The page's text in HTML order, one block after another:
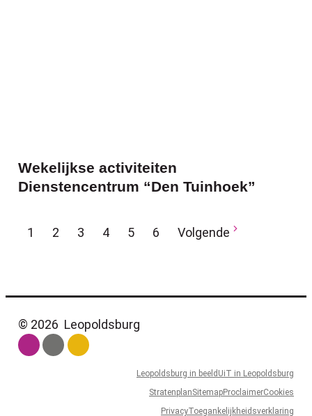
Wekelijkse activiteiten
Dienstencentrum “Den Tuinhoek”
Huidige pagina, pagina
1 pagina
2 pagina
3 pagina
4 pagina
5 pagina
6 Volgende
© 2026 Leopoldsburg
Leopoldsburg in beeld UiT in Leopoldsburg
StratenplanSitemapProclaimerCookies
PrivacyToegankelijkheidsverklaring